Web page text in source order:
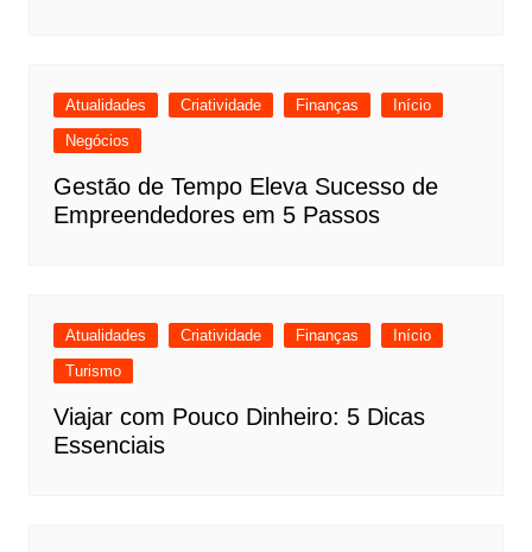
Atualidades Criatividade Finanças
Início
Negócios
Gestão de Tempo Eleva Sucesso de
Empreendedores em 5 Passos
Atualidades Criatividade Finanças
Início
Turismo
Viajar com Pouco Dinheiro: 5 Dicas
Essenciais